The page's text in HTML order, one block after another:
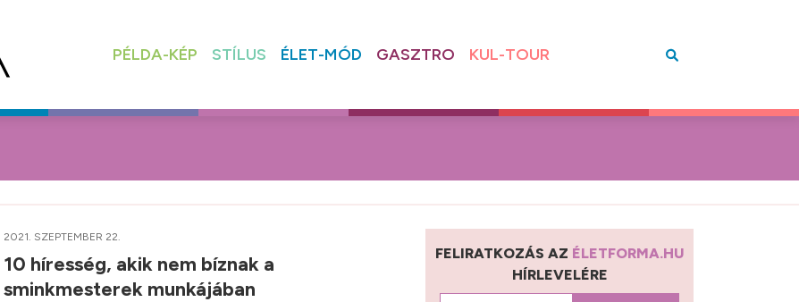
PÉLDA-KÉP STÍLUS ÉLET-MÓD GASZTRO KUL-TOUR
2021. SZEPTEMBER 22.
10 híresség, akik nem bíznak a
sminkmesterek munkájában
FELIRATKOZÁS AZ ÉLETFORMA.HU
HÍRLEVELÉRE